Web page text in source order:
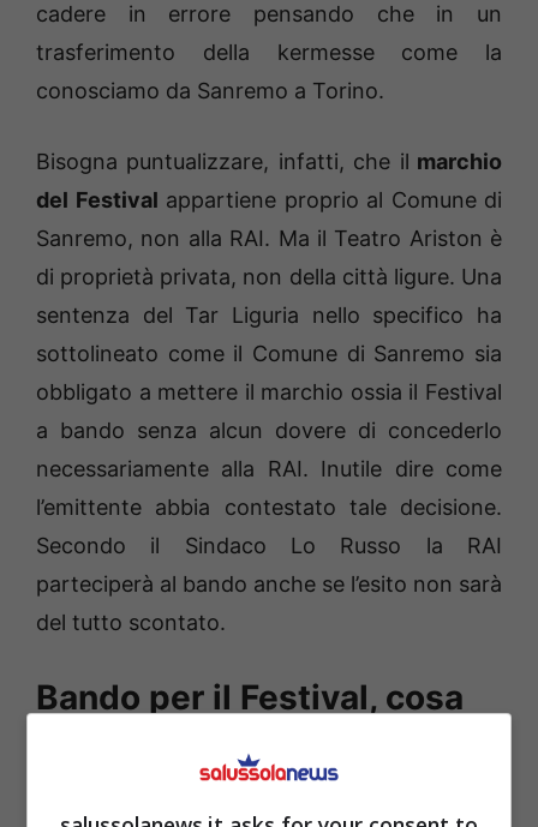
cadere in errore pensando che in un
trasferimento della kermesse come la
conosciamo da Sanremo a Torino.
Bisogna puntualizzare, infatti, che il marchio
del Festival appartiene proprio al Comune di
Sanremo, non alla RAI. Ma il Teatro Ariston è
di proprietà privata, non della città ligure. Una
sentenza del Tar Liguria nello specifico ha
sottolineato come il Comune di Sanremo sia
obbligato a mettere il marchio ossia il Festival
a bando senza alcun dovere di concederlo
necessariamente alla RAI. Inutile dire come
l’emittente abbia contestato tale decisione.
Secondo il Sindaco Lo Russo la RAI
parteciperà al bando anche se l’esito non sarà
del tutto scontato.
Bando per il Festival, cosa
potrebbe accadere
Parlando in un collegamento radio il Sindaco